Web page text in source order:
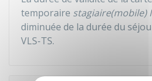
temporaire stagiaire(mobile)
diminuée de la durée du
VLS-TS.